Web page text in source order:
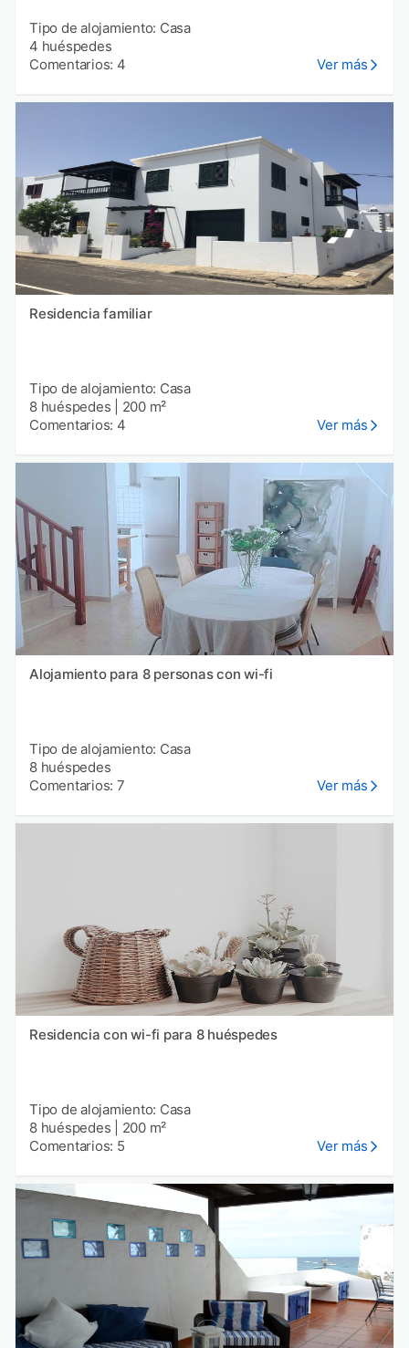
Tipo de alojamiento: Casa
4 huéspedes
Comentarios: 4
Ver más
Residencia familiar
Tipo de alojamiento: Casa
8 huéspedes
200 m²
Comentarios: 4
Ver más
Alojamiento para 8 personas con wi-fi
Tipo de alojamiento: Casa
8 huéspedes
Comentarios: 7
Ver más
Residencia con wi-fi para 8 huéspedes
Tipo de alojamiento: Casa
8 huéspedes
200 m²
Comentarios: 5
Ver más